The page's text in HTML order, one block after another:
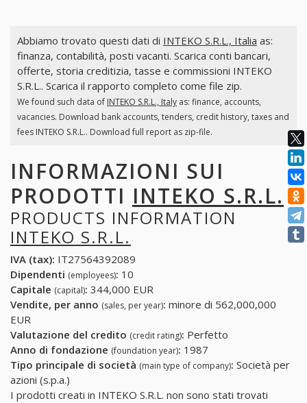
Abbiamo trovato questi dati di INTEKO S.R.L., Italia as:
finanza, contabilità, posti vacanti. Scarica conti bancari,
offerte, storia creditizia, tasse e commissioni INTEKO
S.R.L.. Scarica il rapporto completo come file zip.
We found such data of INTEKO S.R.L., Italyas: finance, accounts,
vacancies. Download bank accounts, tenders, credit history, taxes and
fees INTEKO S.R.L.. Download full report as zip-file.
INFORMAZIONI SUI
PRODOTTI INTEKO S.R.L.
PRODUCTS INFORMATION
INTEKO S.R.L.
IVA (tax): IT27564392089
Dipendenti (employees): 10
Capitale (capital): 344,000 EUR
Vendite, per anno (sales, per year): minore di 562,000,000
EUR
Valutazione del credito (credit rating): Perfetto
Anno di fondazione (foundation year): 1987
Tipo principale di società (main type of company): Società per
azioni (s.p.a.)
I prodotti creati in INTEKO S.R.L. non sono stati trovati